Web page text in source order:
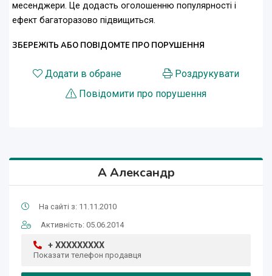
месенджери. Це додасть оголошенню популярності і
ефект багаторазово підвищиться.
ЗБЕРЕЖІТЬ АБО ПОВІДОМТЕ ПРО ПОРУШЕННЯ
Додати в обране
Роздрукувати
Повідомити про порушення
А Александр
На сайті з: 11.11.2010
Активність: 05.06.2014
+ XXXXXXXXX
Показати телефон продавця